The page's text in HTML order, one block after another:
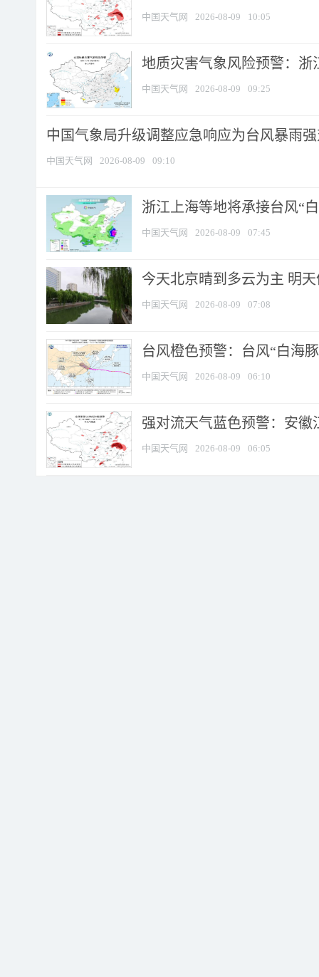
中国天气网 2026-08-09 10:05
地质灾害气象风险预警：浙
中国天气网 2026-08-09 09:25
中国气象局升级调整应急响应为台风暴雨
中国天气网 2026-08-09 09:10
浙江上海等地将承接台风“
中国天气网 2026-08-09 07:45
今天北京晴到多云为主 明
中国天气网 2026-08-09 07:08
台风橙色预警：台风“白海
中国天气网 2026-08-09 06:10
强对流天气蓝色预警：安徽
中国天气网 2026-08-09 06:05